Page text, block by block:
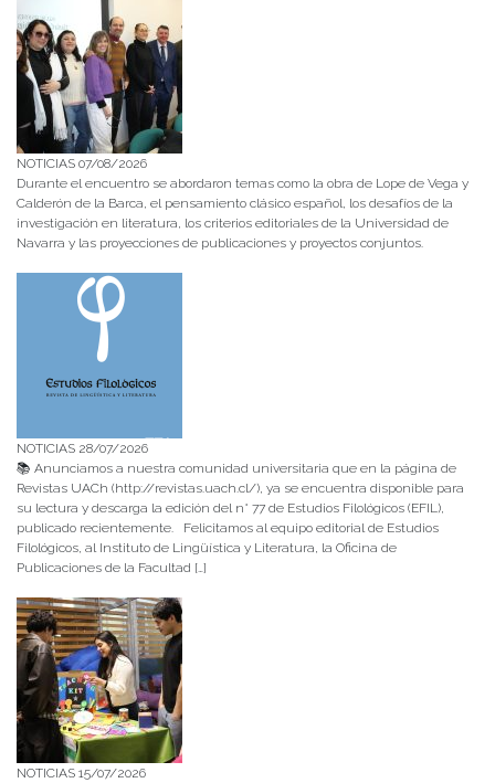
NOTICIAS 07/08/2026
Durante el encuentro se abordaron temas como la obra de Lope de Vega y
Calderón de la Barca, el pensamiento clásico español, los desafíos de la
investigación en literatura, los criterios editoriales de la Universidad de
Navarra y las proyecciones de publicaciones y proyectos conjuntos.
NOTICIAS 28/07/2026
📚 Anunciamos a nuestra comunidad universitaria que en la página de
Revistas UACh (http://revistas.uach.cl/), ya se encuentra disponible para
su lectura y descarga la edición del n° 77 de Estudios Filológicos (EFIL),
publicado recientemente. Felicitamos al equipo editorial de Estudios
Filológicos, al Instituto de Lingüística y Literatura, la Oficina de
Publicaciones de la Facultad […]
NOTICIAS 15/07/2026